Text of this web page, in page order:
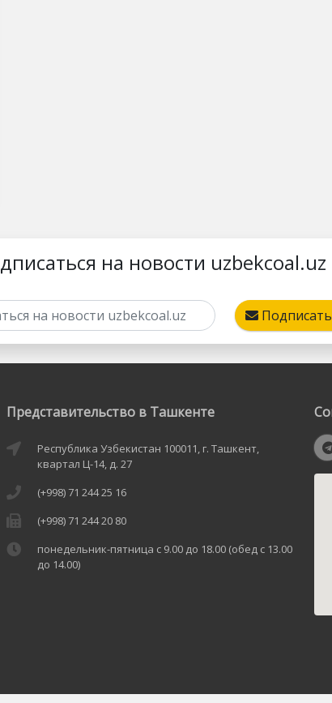
на новости uzbekcoal.uz
Представительство в Ташкенте
Республика Узбекистан 100011, г. Ташкент,
квартал Ц-14, д. 27
(+998) 71 244 25 16
(+998) 71 244 20 80
понедельник-пятница с 9.00 до 18.00 (обед с 13.00
до 14.00)